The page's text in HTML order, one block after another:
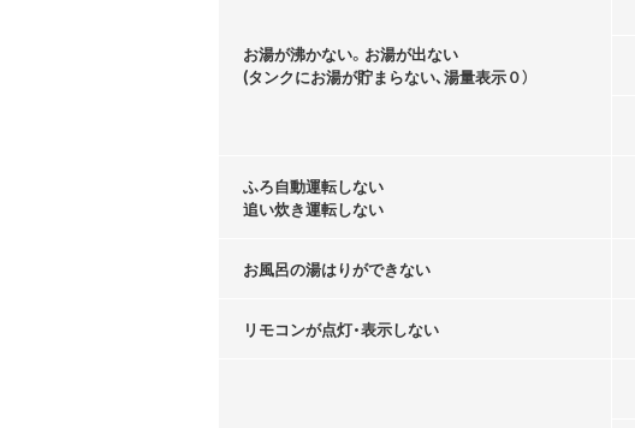
お湯が沸かない。お湯が出ない
(タンクにお湯が貯まらない､湯量表示０）
ふろ自動運転しない
追い炊き運転しない
お風呂の湯はりができない
リモコンが点灯・表示しない